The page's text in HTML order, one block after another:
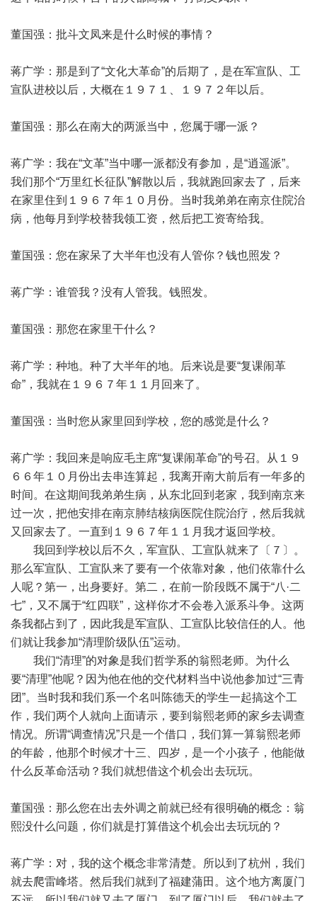
董国强：批斗文凤来是什么时候的事情？
蒋广学：那是到了“文化大革命”的后期了，是在军宣队、工
宣队进校以后，大概在１９７１、１９７２年以后。
董国强：那么在南大的两派当中，您属于哪一派？
蒋广学：我在“文革”当中哪一派都没有参加，是“逍遥派”。
我们那个“万里红长征队”解散以后，我就跑回家去了，后来
在家里住到１９６７年１０月份。当时我弟弟在南京住院治
病，他每月到学校替我领工资，然后把工资寄给我。
董国强：您在家呆了大半年也没有人管你？钱也照发？
蒋广学：谁管我？没有人管我。钱照发。
董国强：那您在家里干什么？
蒋广学：种地。种了大半年的地。后来说是要“复课闹革
命”，我就在１９６７年１１月回来了。
董国强：当时您从家里回到学校，您的感觉是什么？
蒋广学：我回来是响应毛主席“复课闹革命”的号召。从１９
６６年１０月份出去串连算起，我离开南大前后有一年多的
时间。在这期间我弟弟生病，从东北回到老家，我到南京来
过一次，把他安排在南京肺结核病医院住院治疗，然后我就
又回家去了。一直到１９６７年１１月我才返回学校。
我回到学校以后不久，军宣队、工宣队就来了〔７〕。
那么军宣队、工宣队来了要有一个依靠对象，他们依靠什么
人呢？第一，出身要好。第二，在前一阶段既不属于“八·二
七”，又不属于“红四联”，这样你才不会卷入派系斗争。这两
条我都占到了，因此我是军宣队、工宣队比较信任的人。他
们就让我参加“清理阶级队伍”运动。
我们“清理”的对象是我们哲学系的翁熙老师。为什么
要“清理”他呢？因为他在他的交代材料当中说他参加过“三青
团”。当时我和我们系一个名叫陈德天的学生一起搞这个工
作，我们两个人就向上面请示，要到翁熙老师的家乡去调查
情况。所谓“调查情况”只是一个借口，我们算一算翁熙老师
的年龄，他那个时候才十三、四岁，是一个小孩子，他能做
什么反革命活动？我们就想借这个机会出去玩玩。
董国强：那么您在出去外调之前就已经有很明确的概念：翁
熙没什么问题，你们就是打算借这个机会出去玩玩的？
蒋广学：对，我的这个概念非常清楚。所以到了杭州，我们
就去爬雷峰塔。然后我们就到了福建蒲田。这个地方离厦门